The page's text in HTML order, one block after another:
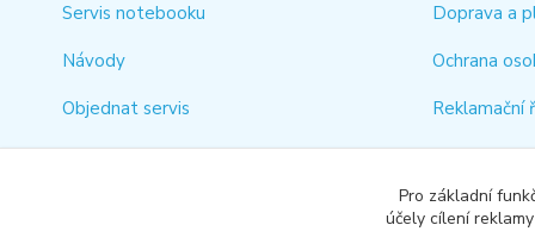
Servis notebooku
Návody
Objednat servis
Kontakt
Doprava a
Ochrana
Reklamační
Jak rychle
Odstoupení
Pro základní
účely cílení